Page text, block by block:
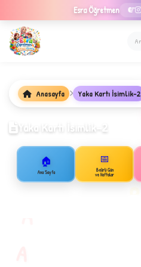
Esra Öğretmen
✦
Anasayfa Yaka Kartı İsimlik-2
Yaka Kartı İsimlik-2
🏠
Ana Sayfa
📅
Belirli Gün
ve Haftalar